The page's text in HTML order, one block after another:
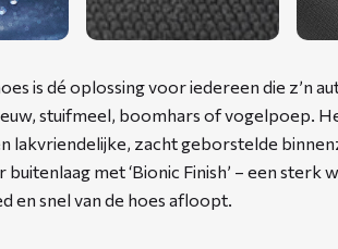
is dé oplossing voor iedereen die z’n
stuifmeel, boomhars of vogelpoep.
lakvriendelijke, zacht geborstelde
met ‘Bionic Finish’ – een
en snel van de hoes afloopt.